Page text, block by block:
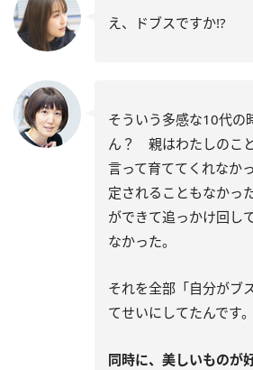
え、ドブスですか!?
そういう多感な10代の
ん？ 親はわたしのこ
言って育ててくれなか
定されることもなかっ
ができて追っかけ回し
なかった。
それを全部「自分がブ
てせいにしてたんです。
同時に、美しいものが